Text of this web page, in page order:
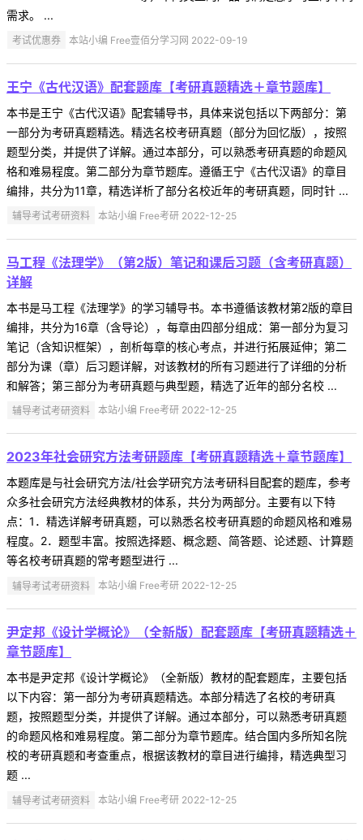
需求。 ...
考试优惠券 本站小编 Free壹佰分学习网 2022-09-19
王宁《古代汉语》配套题库【考研真题精选＋章节题库】
本书是王宁《古代汉语》配套辅导书，具体来说包括以下两部分：第
一部分为考研真题精选。精选名校考研真题（部分为回忆版），按照
题型分类，并提供了详解。通过本部分，可以熟悉考研真题的命题风
格和难易程度。第二部分为章节题库。遵循王宁《古代汉语》的章目
编排，共分为11章，精选详析了部分名校近年的考研真题，同时针 ...
辅导考试考研资料 本站小编 Free考研 2022-12-25
马工程《法理学》（第2版）笔记和课后习题（含考研真题）
详解
本书是马工程《法理学》的学习辅导书。本书遵循该教材第2版的章目
编排，共分为16章（含导论），每章由四部分组成：第一部分为复习
笔记（含知识框架），剖析每章的核心考点，并进行拓展延伸；第二
部分为课（章）后习题详解，对该教材的所有习题进行了详细的分析
和解答；第三部分为考研真题与典型题，精选了近年的部分名校 ...
辅导考试考研资料 本站小编 Free考研 2022-12-25
2023年社会研究方法考研题库【考研真题精选＋章节题库】
本题库是与社会研究方法/社会学研究方法考研科目配套的题库，参考
众多社会研究方法经典教材的体系，共分为两部分。主要有以下特
点：1．精选详解考研真题，可以熟悉名校考研真题的命题风格和难易
程度。2．题型丰富。按照选择题、概念题、简答题、论述题、计算题
等名校考研真题的常考题型进行 ...
辅导考试考研资料 本站小编 Free考研 2022-12-25
尹定邦《设计学概论》（全新版）配套题库【考研真题精选＋
章节题库】
本书是尹定邦《设计学概论》（全新版）教材的配套题库，主要包括
以下内容：第一部分为考研真题精选。本部分精选了名校的考研真
题，按照题型分类，并提供了详解。通过本部分，可以熟悉考研真题
的命题风格和难易程度。第二部分为章节题库。结合国内多所知名院
校的考研真题和考查重点，根据该教材的章目进行编排，精选典型习
题 ...
辅导考试考研资料 本站小编 Free考研 2022-12-25